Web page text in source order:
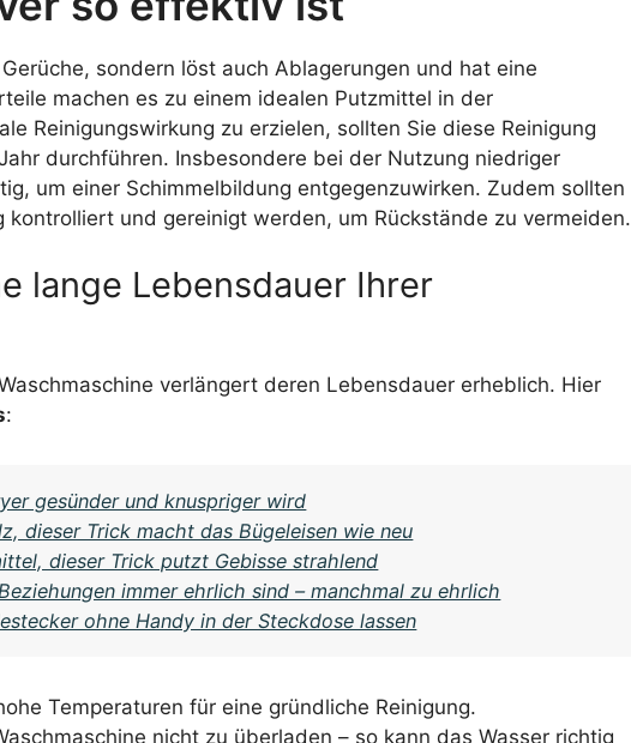
sondern löst auch Ablagerungen und hat eine
machen es zu einem idealen Putzmittel in der
Reinigungswirkung zu erzielen, sollten Sie diese Reinigung
durchführen. Insbesondere bei der Nutzung niedriger
um einer Schimmelbildung entgegenzuwirken. Zudem sollten
kontrolliert und gereinigt werden, um Rückstände zu vermeiden.
lange Lebensdauer Ihrer
verlängert deren Lebensdauer erheblich. Hier
:
gesünder und knuspriger wird
dieser Trick macht das Bügeleisen wie neu
dieser Trick putzt Gebisse strahlend
immer ehrlich sind – manchmal zu ehrlich
ohne Handy in der Steckdose lassen
Temperaturen für eine gründliche Reinigung.
nicht zu überladen – so kann das Wasser richtig